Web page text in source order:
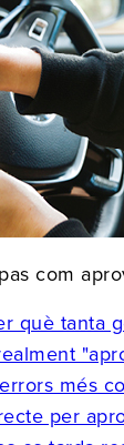
com
què tanta
més
per